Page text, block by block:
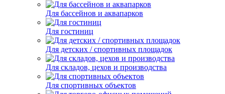
Для бассейнов и аквапарков
Для гостиниц
Для детских / спортивных площадок
Для складов, цехов и производства
Для спортивных объектов